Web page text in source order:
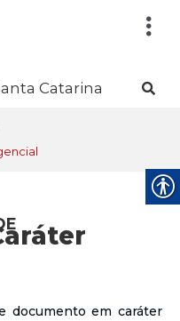
Catarina
documento em caráter